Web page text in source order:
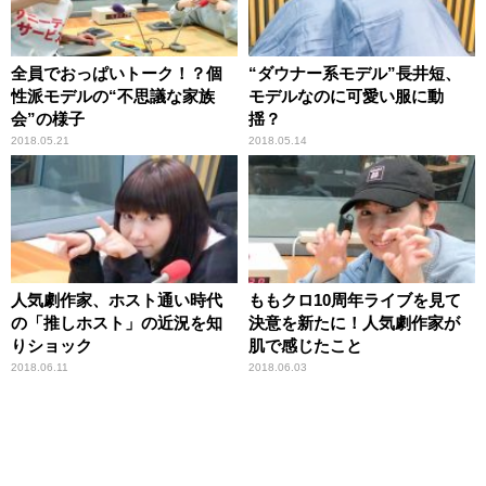
全員でおっぱいトーク！？個
性派モデルの“不思議な家族
会”の様子
2018.05.21
“ダウナー系モデル”長井短、
モデルなのに可愛い服に動
揺？
2018.05.14
人気劇作家、ホスト通い時代
の「推しホスト」の近況を知
りショック
2018.06.11
ももクロ10周年ライブを見て
決意を新たに！人気劇作家が
肌で感じたこと
2018.06.03